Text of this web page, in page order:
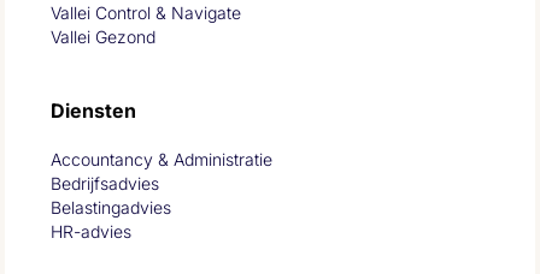
Vallei Control & Navigate
Vallei Gezond
Diensten
Accountancy & Administratie
Bedrijfsadvies
Belastingadvies
HR-advies